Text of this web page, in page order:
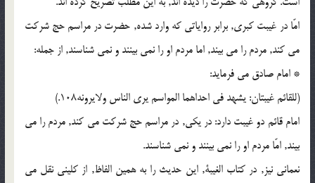
امّا در غیبت کبری, برابر روایاتی که وارد شده, حضرت در مراسم حج شرکت
می کند, مردم را می بیند, اما مردم او را نمی بینند و نمی شناسند, از جمله:
* امام صادق می فرماید:
(للقائم غیبتان: یشهد فی احداهما المواسم یری الناس ولایرونه108.)
امام قائم دو غیبت دارد: در یکی, در مراسم حج شرکت می کند, مردم را می
بیند, امّا مردم او را نمی بینند و نمی شناسند.
نعمانی نیز, در کتاب الغیبة, این حدیث را به همین الفاظ, از کلینی نقل می